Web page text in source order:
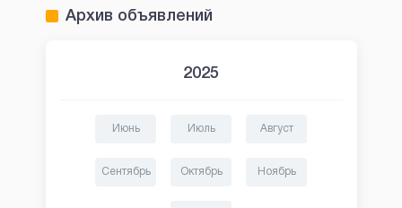
Архив объявлений
2025
Июнь Июль Август
Сентябрь Октябрь Ноябрь